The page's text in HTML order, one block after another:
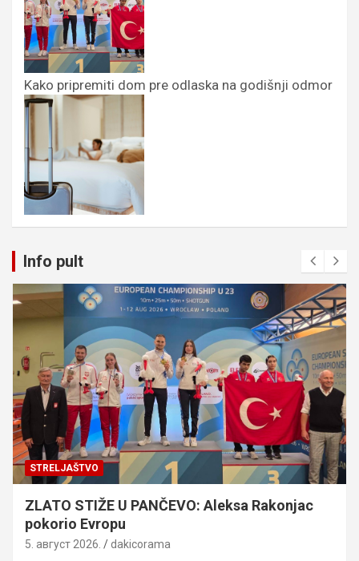
Kako pripremiti dom pre odlaska na godišnji odmor
Info pult
STRELJAŠTVO
ZLATO STIŽE U PANČEVO: Aleksa Rakonjac
pokorio Evropu
5. август 2026. dakicorama